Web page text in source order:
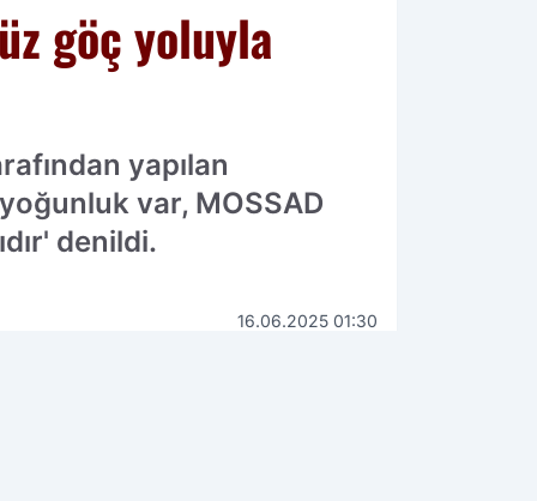
göç yoluyla
yapılan
var, MOSSAD
denildi.
16.06.2025 01:30